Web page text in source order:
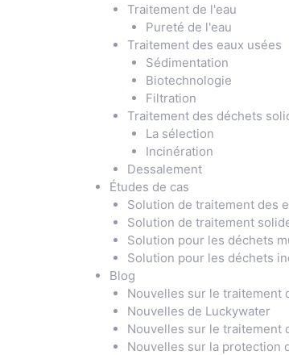
Traitement de l'eau
Pureté de l'eau
Traitement des eaux usées
Sédimentation
Biotechnologie
Filtration
Traitement des déchets
La sélection
Incinération
Dessalement
Études de cas
Solution de traitement des
Solution de traitement
Solution pour les déchets
Solution pour les déchets
Blog
Nouvelles sur le traitement
Nouvelles de Luckywater
Nouvelles sur le traitement
Nouvelles sur la protection